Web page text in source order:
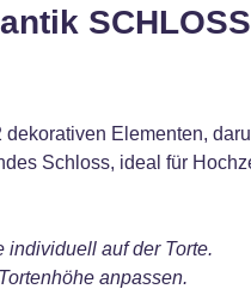
Elementen,
Schloss, ideal für
individuell auf der Torte.
anpassen.